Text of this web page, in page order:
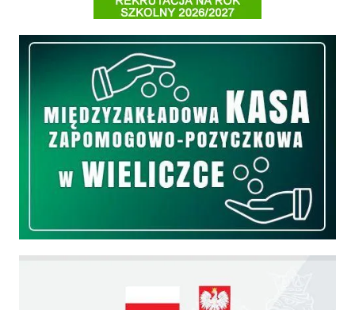
Międzyzakładowa Kasa Zapomogowo - Pożyczkowa